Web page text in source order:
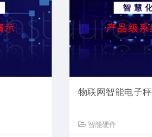
物联网智能电子秤
智能硬件